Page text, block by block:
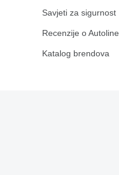
Savjeti za sigurnost
Recenzije o Autoline
Katalog brendova